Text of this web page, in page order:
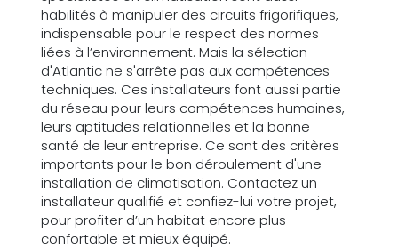
habilités à manipuler des circuits frigorifiques,
indispensable pour le respect des normes
liées à l’environnement. Mais la sélection
d'Atlantic ne s'arrête pas aux compétences
techniques. Ces installateurs font aussi partie
du réseau pour leurs compétences humaines,
leurs aptitudes relationnelles et la bonne
santé de leur entreprise. Ce sont des critères
importants pour le bon déroulement d'une
installation de climatisation. Contactez un
installateur qualifié et confiez-lui votre projet,
pour profiter d’un habitat encore plus
confortable et mieux équipé.